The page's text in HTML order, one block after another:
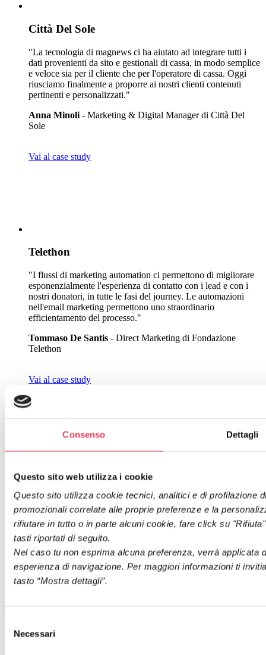
Consenso Dettagli
Questo sito web utilizza i cookie
Questo sito utilizza cookie tecnici, analitici e di profilazione
promozionali correlate alle proprie preferenze e la
rifiutare in tutto o in parte alcuni cookie, fare click su
tasti riportati di seguito.
Nel caso tu non esprima alcuna preferenza, verrà applicata
esperienza di navigazione. Per maggiori informazioni ti
tasto “Mostra dettagli”.
delNecessari
Città Del Sole
"La tecnologia di magnews ci ha aiutato ad integrare tutti i
dati provenienti da sito e gestionali di cassa, in modo semplice
e veloce sia per il cliente che per l'operatore di cassa. Oggi
riusciamo finalmente a proporre ai nostri clienti contenuti
pertinenti e personalizzati."
Anna Minoli - Marketing & Digital Manager di Città Del
Sole
Vai al case study
Telethon
"I flussi di marketing automation ci permettono di migliorare
esponenzialmente l'esperienza di contatto con i lead e con i
nostri donatori, in tutte le fasi del journey. Le automazioni
nell'email marketing permettono uno straordinario
efficientamento del processo."
Tommaso De Santis - Direct Marketing di Fondazione
Telethon
Vai al case study
Integrazioni
Si integra con gli strumenti che usi già
CRM, eCommerce, adv platform, analytics e altri sistemi: magnews
misurazione.